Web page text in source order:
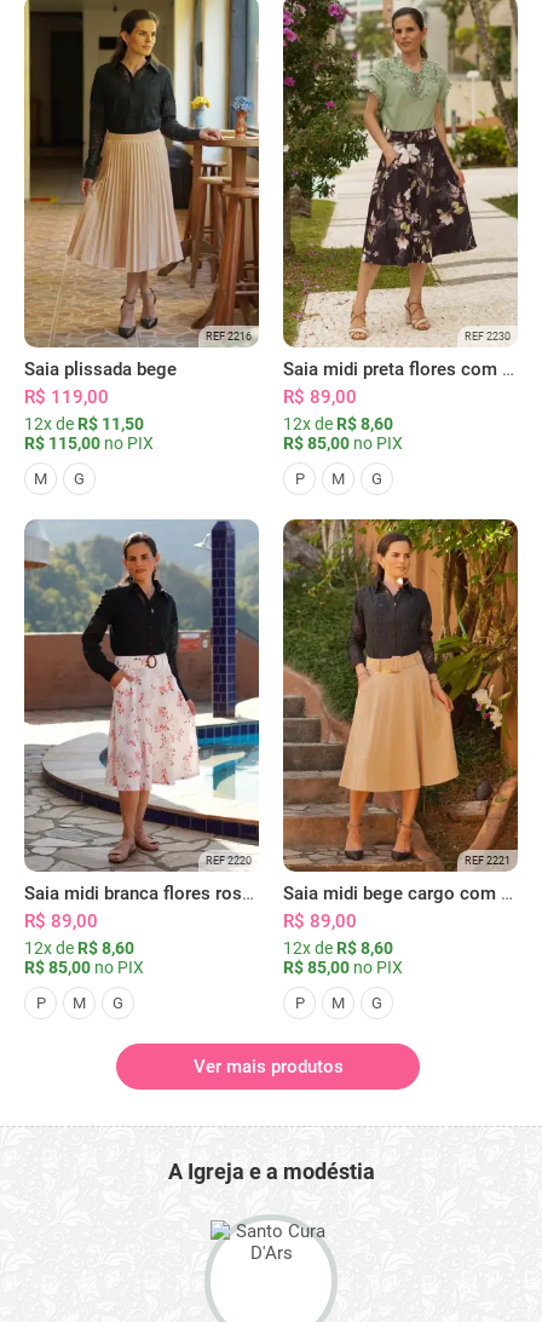
REF 2216
Saia plissada bege
R$ 119,00
12x de R$ 11,50
R$ 115,00 no PIX
M G
REF 2230
Saia midi preta flores com bolsos
R$ 89,00
12x de R$ 8,60
R$ 85,00 no PIX
P M G
REF 2220
Saia midi branca flores rosas com bolsos
R$ 89,00
12x de R$ 8,60
R$ 85,00 no PIX
P M G
REF 2221
Saia midi bege cargo com bolsos
R$ 89,00
12x de R$ 8,60
R$ 85,00 no PIX
P M G
Ver mais produtos
A Igreja e a modéstia